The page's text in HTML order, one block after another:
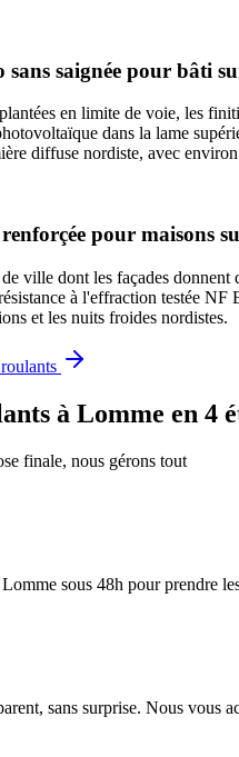
saignée pour bâti
en limite de voie, les
dans la lame
diffuse nordiste, avec
pour maisons
ville dont les façades
à l'effraction testée
et les nuits froides nordistes.
à Lomme en 4
finale, nous gérons tout
sous 48h pour prendre
sans surprise. Nous vous